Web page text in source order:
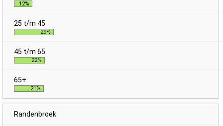
12%
29%
22%
21%
Randenbroek